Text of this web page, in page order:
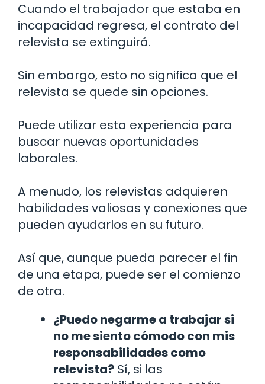
Cuando el trabajador que estaba en
incapacidad regresa, el contrato del
relevista se extinguirá.
Sin embargo, esto no significa que el
relevista se quede sin opciones.
Puede utilizar esta experiencia para
buscar nuevas oportunidades
laborales.
A menudo, los relevistas adquieren
habilidades valiosas y conexiones que
pueden ayudarlos en su futuro.
Así que, aunque pueda parecer el fin
de una etapa, puede ser el comienzo
de otra.
¿Puedo negarme a trabajar si
no me siento cómodo con mis
responsabilidades como
relevista? Sí, si las